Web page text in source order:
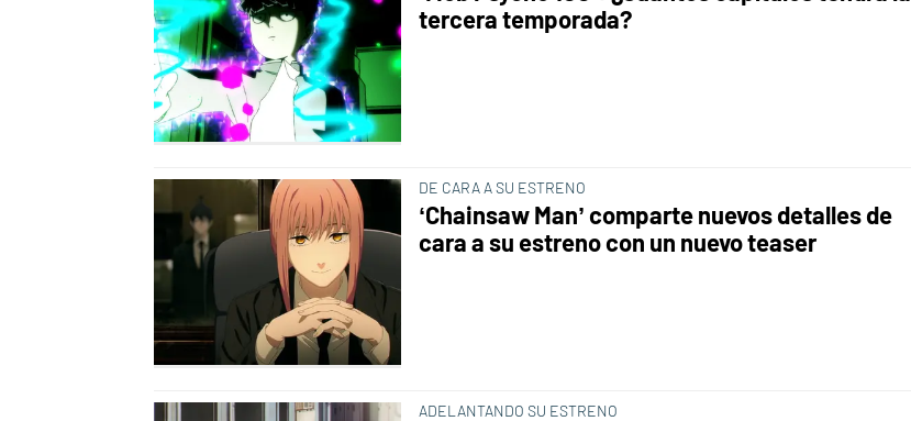
tercera temporada?
DE CARA A SU ESTRENO
‘Chainsaw Man’ comparte nuevos detalles de
cara a su estreno con un nuevo teaser
ADELANTANDO SU ESTRENO